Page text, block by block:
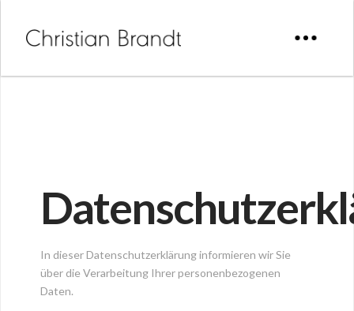
In dieser Datenschutzerklärung informieren wir Sie
über die Verarbeitung Ihrer personenbezogenen
Daten.